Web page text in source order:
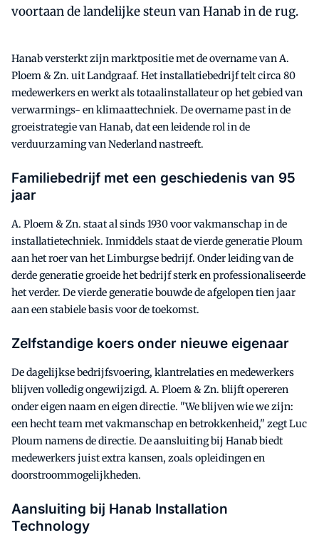
voortaan de landelijke steun van Hanab in de rug.
Hanab versterkt zijn marktpositie met de overname van A.
Ploem & Zn. uit Landgraaf. Het installatiebedrijf telt circa 80
medewerkers en werkt als totaalinstallateur op het gebied van
verwarmings- en klimaattechniek. De overname past in de
groeistrategie van Hanab, dat een leidende rol in de
verduurzaming van Nederland nastreeft.
Familiebedrijf met een geschiedenis van 95
jaar
A. Ploem & Zn. staat al sinds 1930 voor vakmanschap in de
installatietechniek. Inmiddels staat de vierde generatie Ploum
aan het roer van het Limburgse bedrijf. Onder leiding van de
derde generatie groeide het bedrijf sterk en professionaliseerde
het verder. De vierde generatie bouwde de afgelopen tien jaar
aan een stabiele basis voor de toekomst.
Zelfstandige koers onder nieuwe eigenaar
De dagelijkse bedrijfsvoering, klantrelaties en medewerkers
blijven volledig ongewijzigd. A. Ploem & Zn. blijft opereren
onder eigen naam en eigen directie. "We blijven wie we zijn:
een hecht team met vakmanschap en betrokkenheid," zegt Luc
Ploum namens de directie. De aansluiting bij Hanab biedt
medewerkers juist extra kansen, zoals opleidingen en
doorstroommogelijkheden.
Aansluiting bij Hanab Installation
Technology